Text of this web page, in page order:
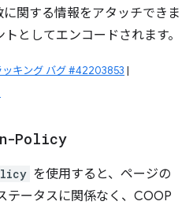
関する情報をアタッチできま
としてエンコードされます。
ッキング バグ #42203853 |
Policy
を使用すると、ページの
テータスに関係なく、COOP